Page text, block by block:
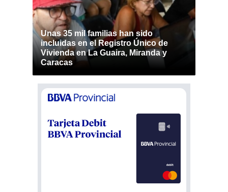
Unas 35 mil familias han sido
incluidas en el Registro Único de
Vivienda en La Guaira, Miranda y
Caracas